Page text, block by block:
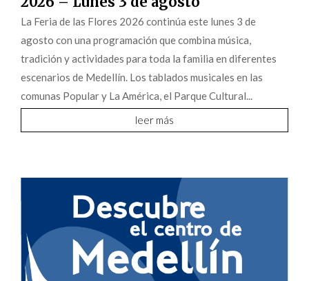
La Feria de las Flores 2026 continúa este lunes 3 de
agosto con una programación que combina música,
tradición y actividades para toda la familia en diferentes
escenarios de Medellín. Los tablados musicales en las
comunas Popular y La América, el Parque Cultural...
leer más